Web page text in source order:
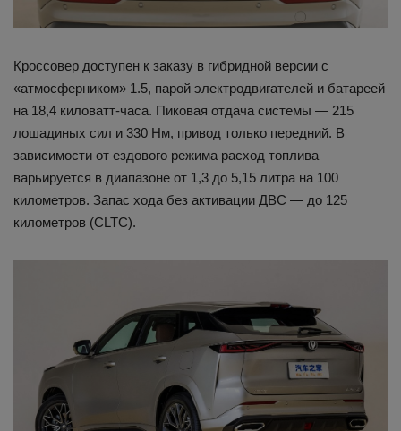
Кроссовер доступен к заказу в гибридной версии с
«атмосферником» 1.5, парой электродвигателей и батареей
на 18,4 киловатт-часа. Пиковая отдача системы — 215
лошадиных сил и 330 Нм, привод только передний. В
зависимости от ездового режима расход топлива
варьируется в диапазоне от 1,3 до 5,15 литра на 100
километров. Запас хода без активации ДВС — до 125
километров (CLTC).